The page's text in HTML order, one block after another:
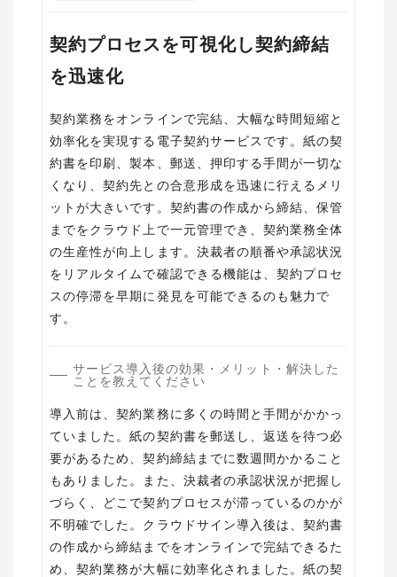
契約プロセスを可視化し契約締結
を迅速化
契約業務をオンラインで完結、大幅な時間短縮と
効率化を実現する電子契約サービスです。紙の契
約書を印刷、製本、郵送、押印する手間が一切な
くなり、契約先との合意形成を迅速に行えるメリ
ットが大きいです。契約書の作成から締結、保管
までをクラウド上で一元管理でき、契約業務全体
の生産性が向上します。決裁者の順番や承認状況
をリアルタイムで確認できる機能は、契約プロセ
スの停滞を早期に発見を可能できるのも魅力で
す。
サービス導入後の効果・メリット・解決した
ことを教えてください
導入前は、契約業務に多くの時間と手間がかかっ
ていました。紙の契約書を郵送し、返送を待つ必
要があるため、契約締結までに数週間かかること
もありました。また、決裁者の承認状況が把握し
づらく、どこで契約プロセスが滞っているのかが
不明確でした。クラウドサイン導入後は、契約書
の作成から締結までをオンラインで完結できるた
め、契約業務が大幅に効率化されました。紙の契